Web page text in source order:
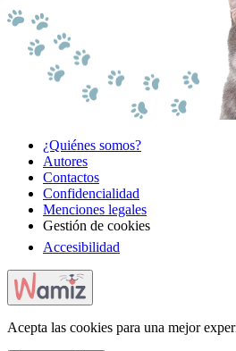
¿Quiénes somos?
Autores
Contactos
Confidencialidad
Menciones legales
Gestión de cookies
Accesibilidad
Acepta las cookies para una mejor